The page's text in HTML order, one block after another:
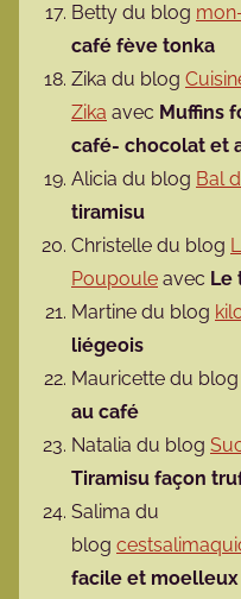
Betty du blog
café fève tonka
Zika du blog
Zika avec Muffins
café- chocolat et
Alicia du blog Bal
tiramisu
Christelle du blog
Poupoule avec Le
Martine du blog
liégeois
Mauricette du blog
au café
Natalia du blog
Tiramisu façon
Salima du
blog
facile et moelleux